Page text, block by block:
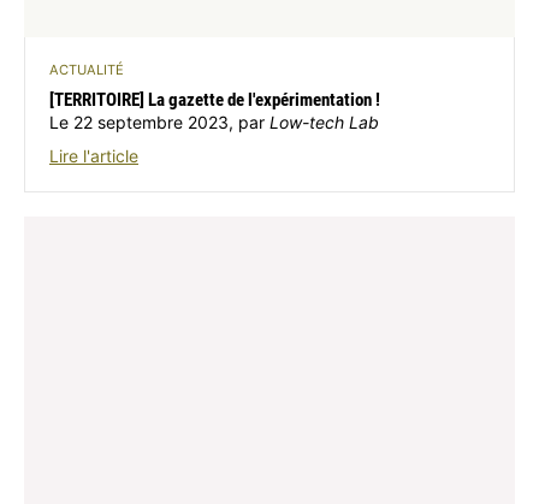
ACTUALITÉ
[TERRITOIRE] La gazette de l'expérimentation !
Le 22 septembre 2023, par Low-tech Lab
Lire l'article